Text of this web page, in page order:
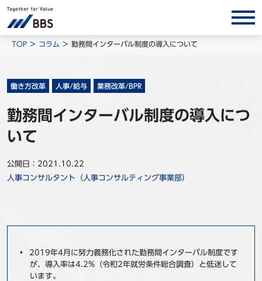
サービス/ソリューション
製品・ソリューション
出版書籍
TOP コラム 勤務間インターバル制度の導入について
働き方改革 人事/給与 業務改革/BPR
勤務間インターバル制度の導入につ
いて
公開日：2021.10.22
人事コンサルタント（人事コンサルティング事業部）
2019年4月に努力義務化された勤務間インターバル制度です
が、導入率は4.2%（令和2年就労条件総合調査）と低迷して
います。